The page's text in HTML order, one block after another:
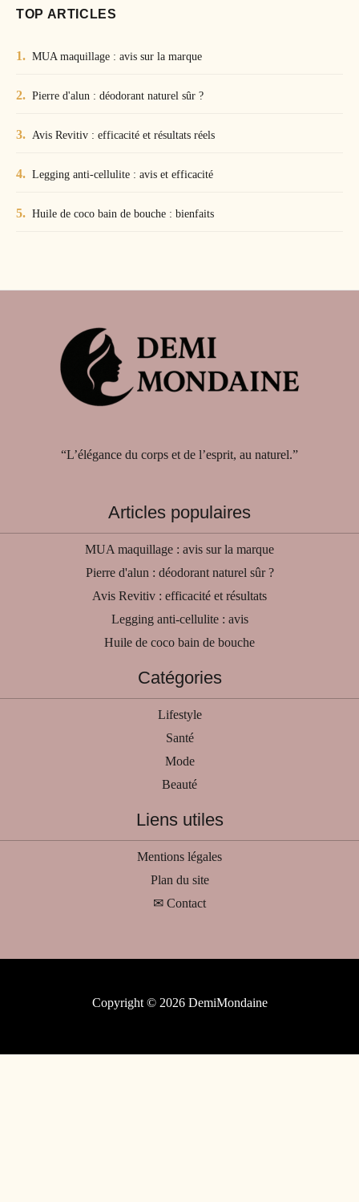
TOP ARTICLES
MUA maquillage : avis sur la marque
Pierre d'alun : déodorant naturel sûr ?
Avis Revitiv : efficacité et résultats réels
Legging anti-cellulite : avis et efficacité
Huile de coco bain de bouche : bienfaits
“L’élégance du corps et de l’esprit, au naturel.”
Articles populaires
MUA maquillage : avis sur la marque
Pierre d'alun : déodorant naturel sûr ?
Avis Revitiv : efficacité et résultats
Legging anti-cellulite : avis
Huile de coco bain de bouche
Catégories
Lifestyle
Santé
Mode
Beauté
Liens utiles
Mentions légales
Plan du site
✉ Contact
Copyright © 2026 DemiMondaine